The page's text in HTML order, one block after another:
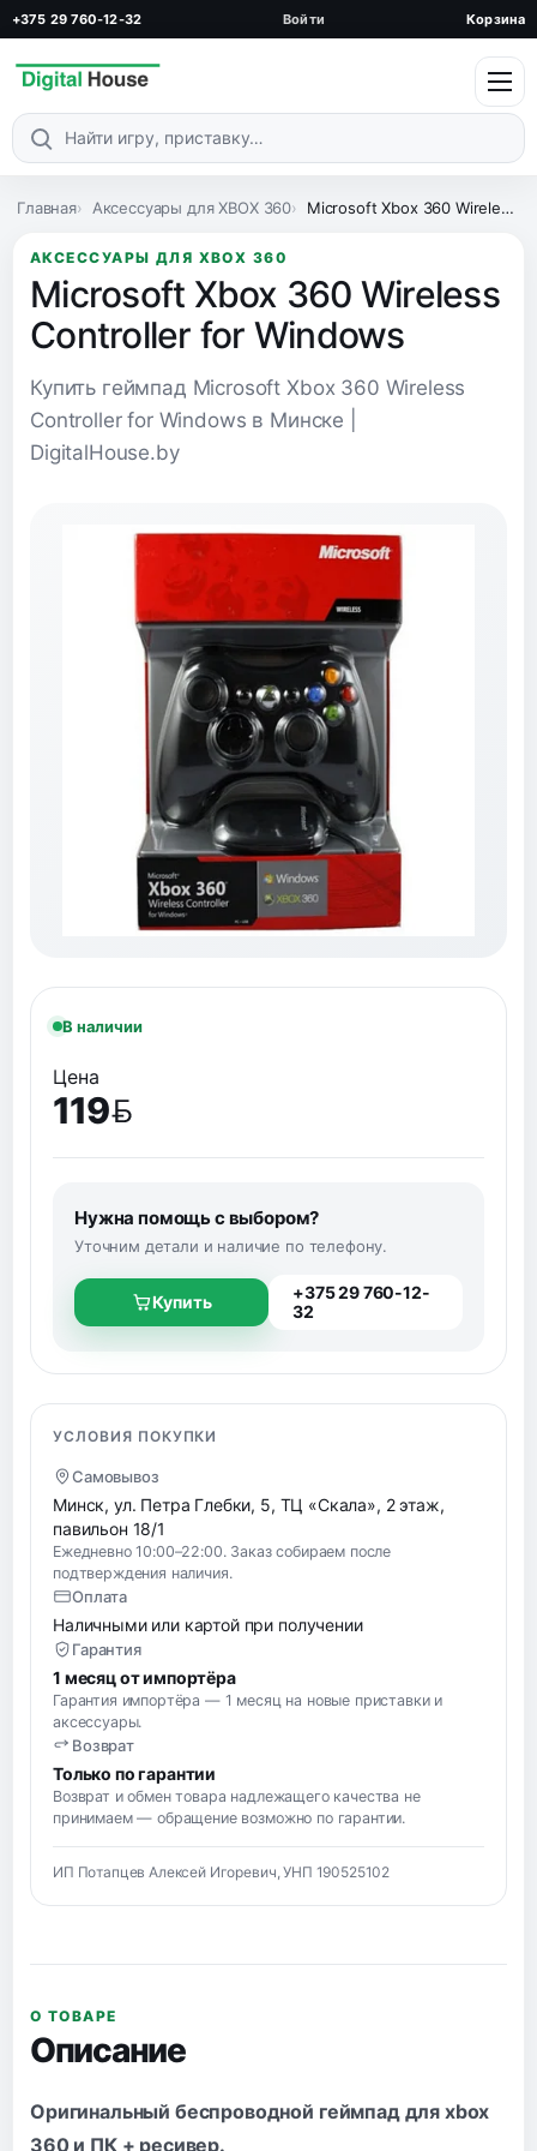
+375 29 760-12-32 Войти Корзина
Поиск по каталогу
Главная Аксессуары для XBOX 360 Microsoft Xbox 360 Wireless Controller for Windows
АКСЕССУАРЫ ДЛЯ XBOX 360
Microsoft Xbox 360 Wireless
Controller for Windows
Купить геймпад Microsoft Xbox 360 Wireless
Controller for Windows в Минске |
DigitalHouse.by
В наличии
Цена
119
BYN
Нужна помощь с выбором?
Уточним детали и наличие по телефону.
Купить
+375 29 760-12-
32
УСЛОВИЯ ПОКУПКИ
Самовывоз
Минск, ул. Петра Глебки, 5, ТЦ «Скала», 2 этаж,
павильон 18/1
Ежедневно 10:00–22:00. Заказ собираем после
подтверждения наличия.
Оплата
Наличными или картой при получении
Гарантия
1 месяц от импортёра
Гарантия импортёра — 1 месяц на новые приставки и
аксессуары.
Возврат
Только по гарантии
Возврат и обмен товара надлежащего качества не
принимаем — обращение возможно по гарантии.
ИП Потапцев Алексей Игоревич, УНП 190525102
О ТОВАРЕ
Описание
Оригинальный беспроводной геймпад для xbox
360 и ПК + ресивер.